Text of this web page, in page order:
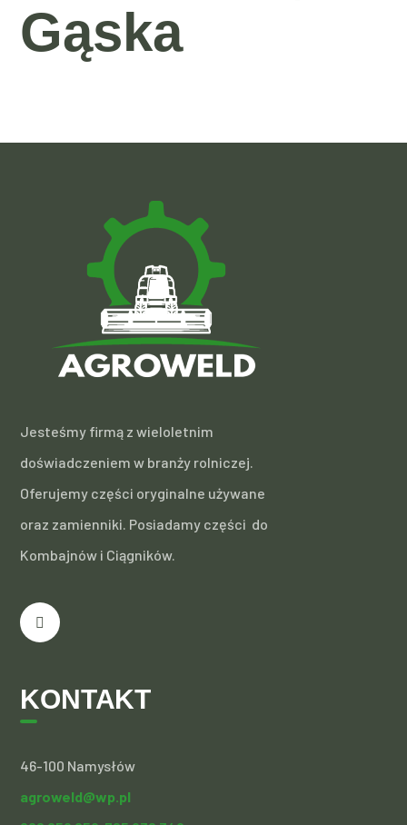
Gąska
Jesteśmy firmą z wieloletnim
doświadczeniem w branży rolniczej.
Oferujemy części oryginalne używane
oraz zamienniki. Posiadamy części do
Kombajnów i Ciągników.
KONTAKT
46-100 Namysłów
agroweld@wp.pl